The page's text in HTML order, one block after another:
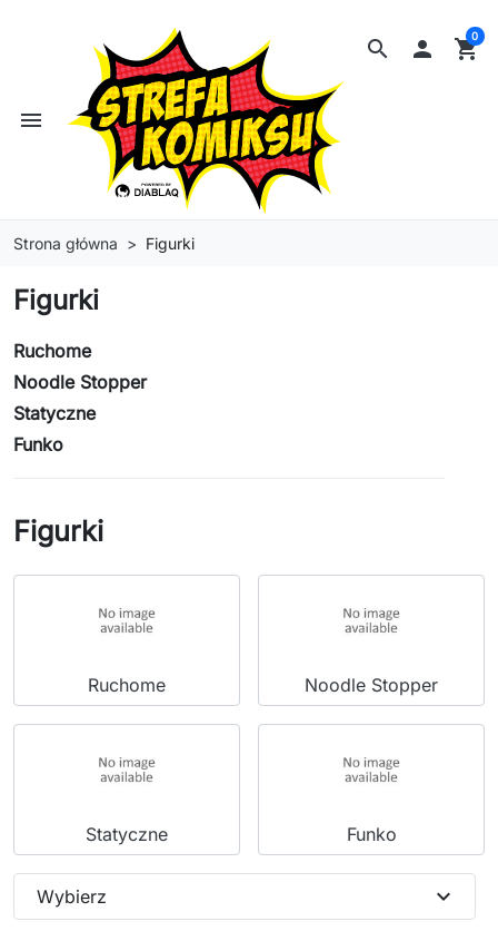
search
menu
 shopping_cart
0
Strona główna Figurki
Figurki
Ruchome
Noodle Stopper
Statyczne
Funko
Figurki
Ruchome Noodle Stopper
Statyczne Funko
Wybierz expand_more